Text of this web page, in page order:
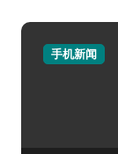
手机新闻